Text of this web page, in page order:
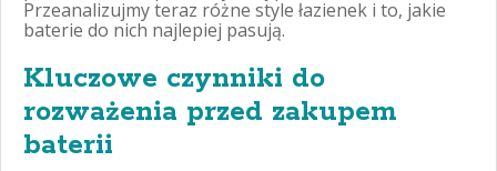
Przeanalizujmy teraz różne style łazienek i to, jakie
baterie do nich najlepiej pasują.
Kluczowe czynniki do
rozważenia przed zakupem
baterii